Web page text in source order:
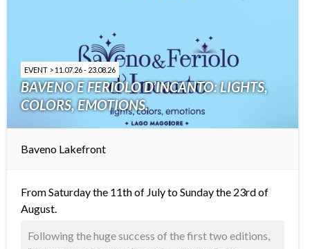
EVENT > 11.07.26 - 23.08.26
BAVENO E FERIOLO D’INCANTO: LIGHTS,
COLORS, EMOTIONS.
Baveno Lakefront
From Saturday the 11th of July to Sunday the 23rd of
August.
Following the huge success of the first two editions,